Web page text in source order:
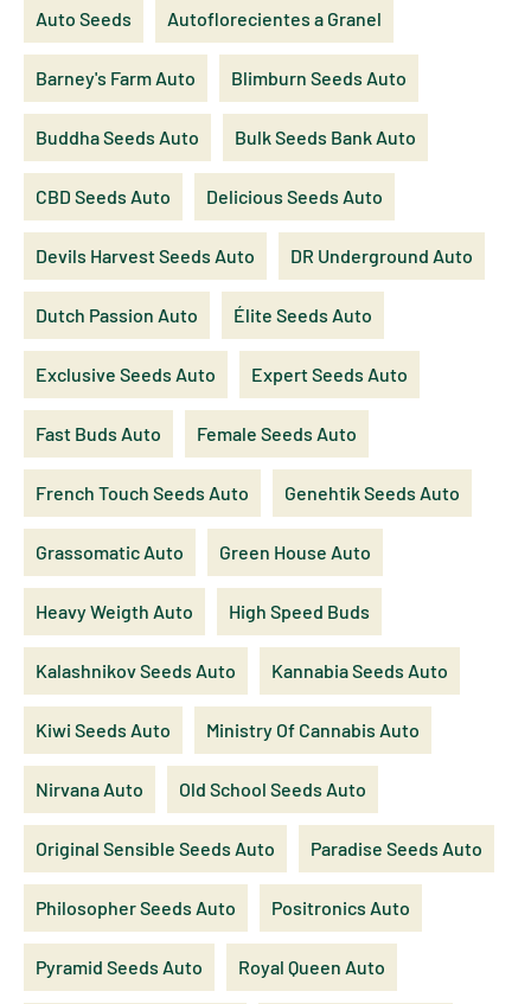
Auto Seeds Autoflorecientes a Granel
Barney's Farm Auto Blimburn Seeds Auto
Buddha Seeds Auto Bulk Seeds Bank Auto
CBD Seeds Auto Delicious Seeds Auto
Devils Harvest Seeds Auto DR Underground Auto
Dutch Passion Auto Élite Seeds Auto
Exclusive Seeds Auto Expert Seeds Auto
Fast Buds Auto Female Seeds Auto
French Touch Seeds Auto Genehtik Seeds Auto
Grassomatic Auto Green House Auto
Heavy Weigth Auto High Speed Buds
Kalashnikov Seeds Auto Kannabia Seeds Auto
Kiwi Seeds Auto Ministry Of Cannabis Auto
Nirvana Auto Old School Seeds Auto
Original Sensible Seeds Auto Paradise Seeds Auto
Philosopher Seeds Auto Positronics Auto
Pyramid Seeds Auto Royal Queen Auto